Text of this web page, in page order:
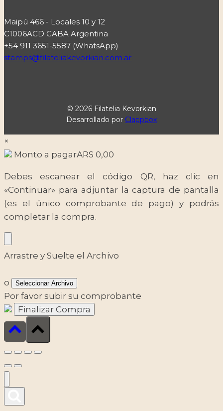
Maipú 466 - Locales 10 y 12
C1006ACD CABA Argentina
+54 911 3651-5587 (WhatsApp)
stamps@filateliakevorkian.com.ar
© 2026 Filatelia Kevorkian
Desarrollado por Clappbox
×
Monto a pagarARS 0,00
Debes escanear el código QR, haz clic en
«Continuar» para adjuntar la captura de pantalla
(es el único comprobante de pago) y podrás
completar la compra.
Arrastre y Suelte el Archivo
o Seleccionar Archivo
Por favor subir su comprobante